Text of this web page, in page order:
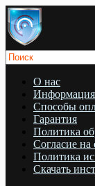
О нас
Информация
Cпособы
Гарантия
Политика
Согласие
Политика
Скачать